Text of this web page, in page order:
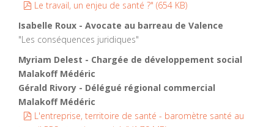
pdf
Le travail, un enjeu de santé ?" (654 KB)
Isabelle Roux - Avocate au barreau de Valence
"Les conséquences juridiques"
Myriam Delest - Chargée de développement social
Malakoff Médéric
Gérald Rivory - Délégué régional commercial
Malakoff Médéric
pdf
L'entreprise, territoire de santé - baromètre santé au